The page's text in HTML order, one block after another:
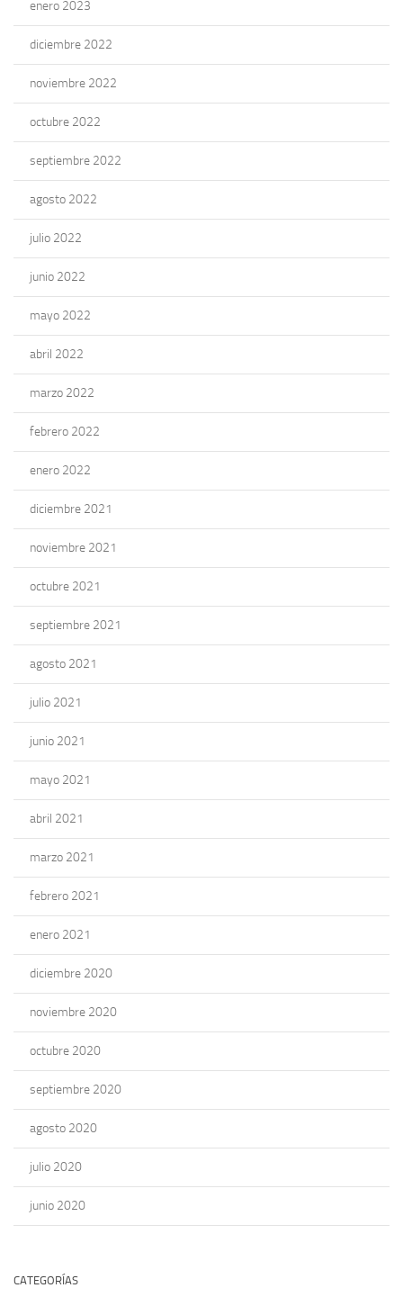
enero 2023
diciembre 2022
noviembre 2022
octubre 2022
septiembre 2022
agosto 2022
julio 2022
junio 2022
mayo 2022
abril 2022
marzo 2022
febrero 2022
enero 2022
diciembre 2021
noviembre 2021
octubre 2021
septiembre 2021
agosto 2021
julio 2021
junio 2021
mayo 2021
abril 2021
marzo 2021
febrero 2021
enero 2021
diciembre 2020
noviembre 2020
octubre 2020
septiembre 2020
agosto 2020
julio 2020
junio 2020
CATEGORÍAS